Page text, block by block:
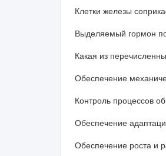
Клетки железы
Выделяемый гормон
Какая из
Обеспечение
Контроль процессов
Обеспечение